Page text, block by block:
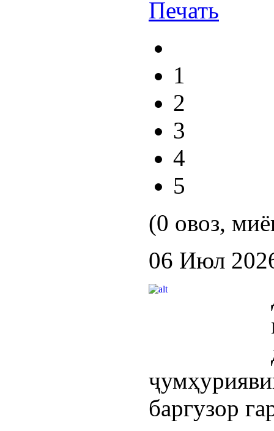
1
2
3
4
5
(0 овоз,
06 Июл
баргузор